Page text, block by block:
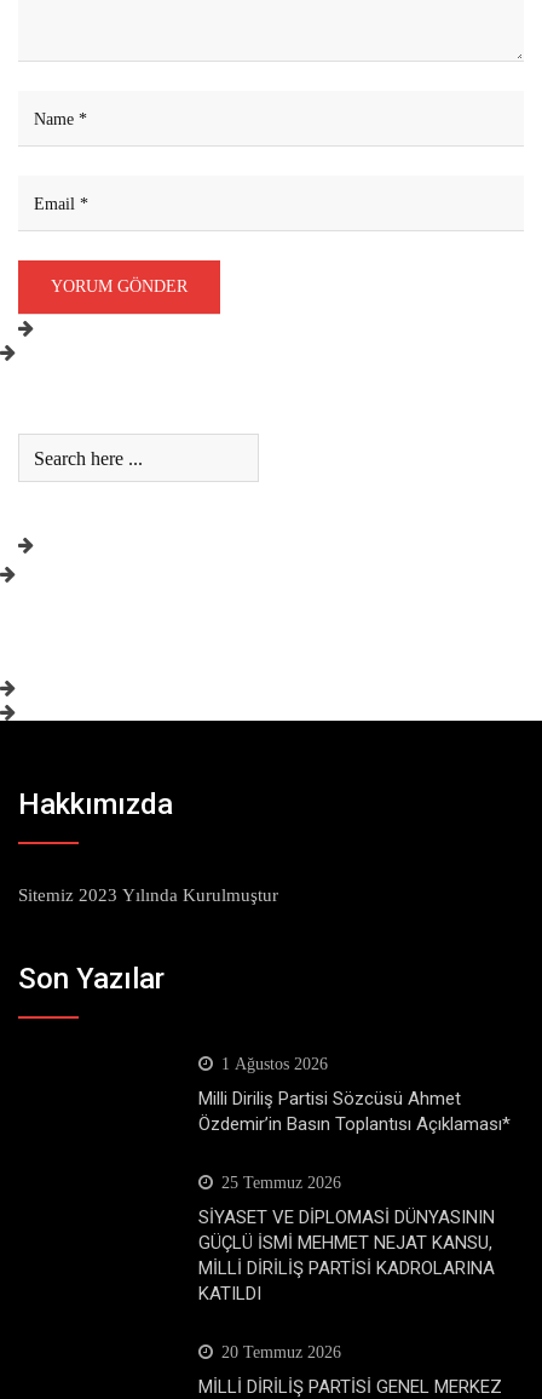
Hakkımızda
Sitemiz 2023 Yılında Kurulmuştur
Son Yazılar
1 Ağustos 2026
Milli Diriliş Partisi Sözcüsü Ahmet
Özdemir’in Basın Toplantısı Açıklaması*
25 Temmuz 2026
SİYASET VE DİPLOMASİ DÜNYASININ
GÜÇLÜ İSMİ MEHMET NEJAT KANSU,
MİLLİ DİRİLİŞ PARTİSİ KADROLARINA
KATILDI
20 Temmuz 2026
MİLLİ DİRİLİŞ PARTİSİ GENEL MERKEZ